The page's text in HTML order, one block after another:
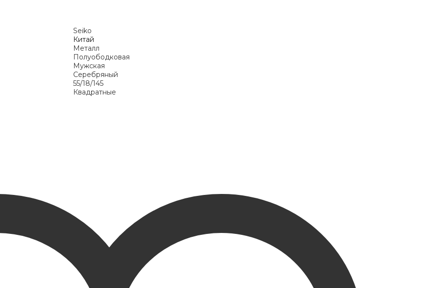
Seiko
Китай
Металл
Полуободковая
Мужская
Серебряный
55/18/145
Квадратные